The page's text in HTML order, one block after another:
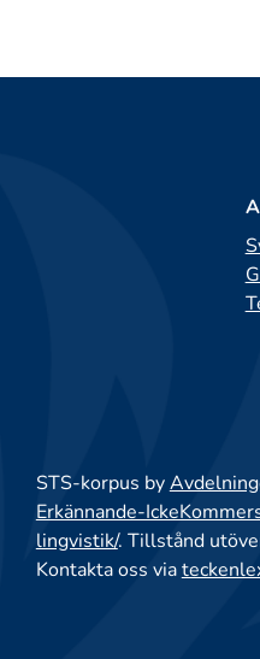
STS-korpus by
Erkännande-
lingvistik/. Tillstånd
Kontakta oss via